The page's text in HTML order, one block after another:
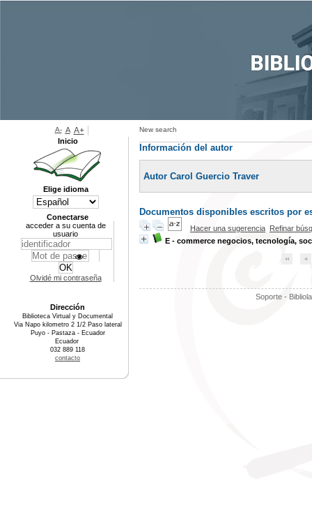
New search
Información del autor
Autor Carol Guercio Traver
Documentos disponibles escritos por
Hacer una sugerencia Refinar
E - commerce negocios, tecnología,
Soporte -
A- A A+
Inicio
Elige idioma
Conectarse
acceder a su cuenta de
usuario
Olvidé mi contraseña
Dirección
Biblioteca Virtual y Documental
Via Napo kilometro 2 1/2 Paso lateral
Puyo - Pastaza - Ecuador
Ecuador
032 889 118
contacto